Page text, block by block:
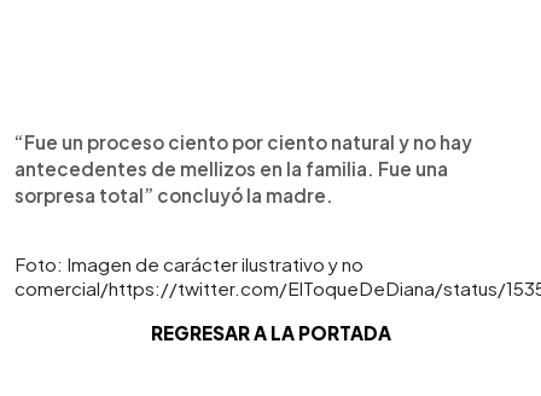
“Fue un proceso ciento por ciento natural y no hay
antecedentes de mellizos en la familia. Fue una
sorpresa total” concluyó la madre.
Foto: Imagen de carácter ilustrativo y no
comercial/https://twitter.com/ElToqueDeDiana/status/
REGRESAR A LA PORTADA